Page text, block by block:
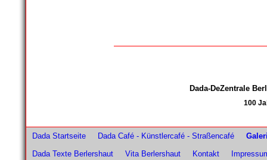
Dada-DeZentrale
100
Dada Startseite Dada Café - Künstlercafé - Straßencafé
Dada Texte Berlershaut
Vita Berlershaut Kontakt